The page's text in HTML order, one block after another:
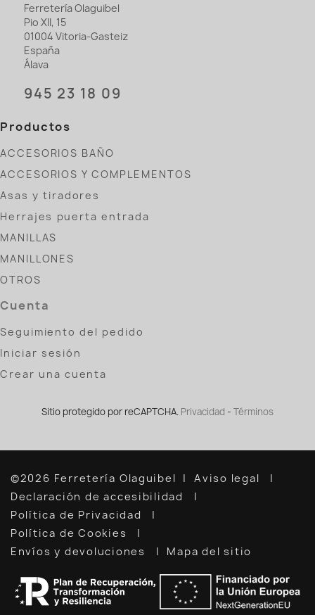
Ferretería Olaguibel
Pio XII, 15
01004 Vitoria-Gasteiz
España
Álava
945 23 18 09
Productos
ACCESORIOS BAÑO
ACCESORIOS Y COMPLEMENTOS
Asas y tiradores
Herrajes puerta entrada
MANILLAS
MANILLONES
OTROS
Cuenta
Seguimiento del pedido
Iniciar sesión
Crear una cuenta
Sitio protegido por reCAPTCHA. Privacidad - Términos
©2026 Ferretería Olaguibel
Aviso legal
Declaración de accesibilidad
Política de Privacidad
Política de Cookies
Envíos y devoluciones
Mapa del sitio